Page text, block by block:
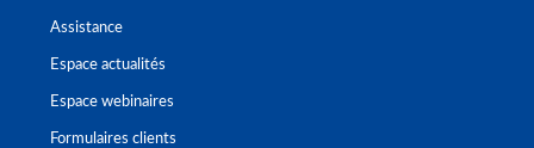
Assistance
Espace actualités
Espace webinaires
Formulaires clients